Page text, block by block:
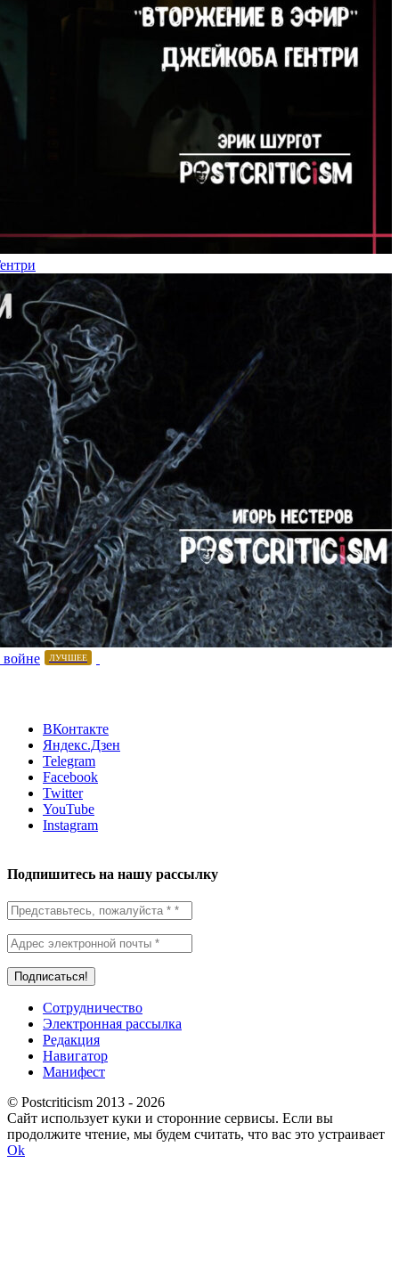
ЛУЧШЕЕ
ВКонтакте
Яндекс.Дзен
Telegram
Facebook
Twitter
YouTube
Instagram
Подпишитесь на нашу рассылку
Сотрудничество
Электронная рассылка
Редакция
Навигатор
Манифест
© Postcriticism 2013 - 2026
Сайт использует куки и сторонние сервисы. Если вы
продолжите чтение, мы будем считать, что вас это устраивает
Ok